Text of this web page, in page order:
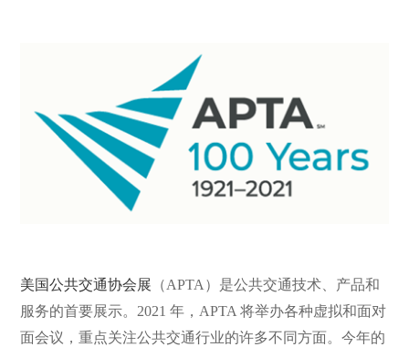
美国公共交通协会展 （APTA）是公共交通技术、产品和
服务的首要展示。2021 年，APTA 将举办各种虚拟和面对
面会议，重点关注公共交通行业的许多不同方面。今年的